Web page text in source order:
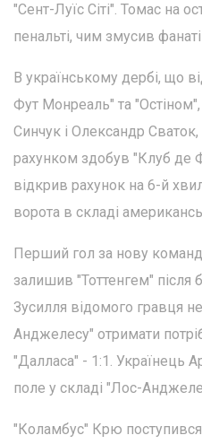
"Сент-Луїс Сіті". Томас на
пенальті, чим змусив
В українському дербі, що
Фут Монреаль" та
Синчук і Олександр
рахунком здобув "Клуб де
відкрив рахунок на 6-й
ворота в складі
Перший гол за нову
залишив "Тоттенгем" після
Зусилля відомого гравця
Анджелесу" отримати
"Далласа" - 1:1. Українець
поле у складі "Лос-
"Коламбус" Крю